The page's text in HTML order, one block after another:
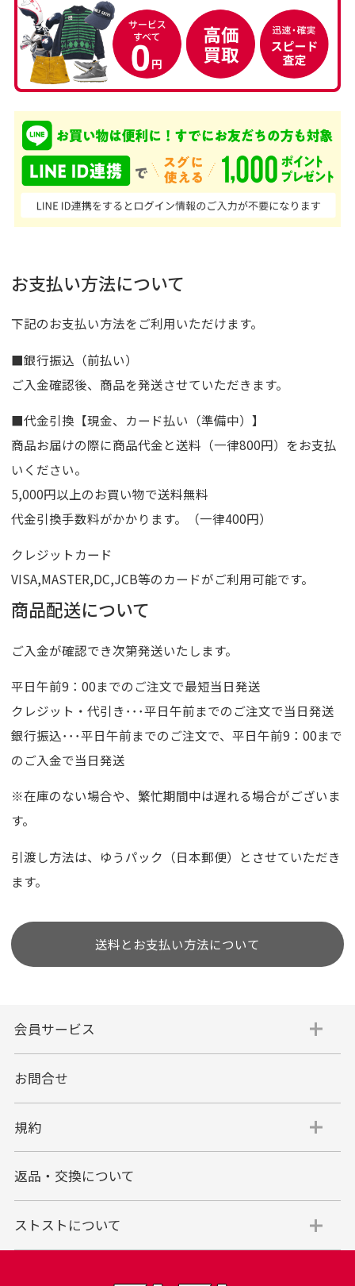
お支払い方法について
下記のお支払い方法をご利用いただけます。
■銀行振込（前払い）
ご入金確認後、商品を発送させていただきます。
■代金引換【現金、カード払い（準備中）】
商品お届けの際に商品代金と送料（一律800円）をお支払
いください。
5,000円以上のお買い物で送料無料
代金引換手数料がかかります。（一律400円）
クレジットカード
VISA,MASTER,DC,JCB等のカードがご利用可能です。
商品配送について
ご入金が確認でき次第発送いたします。
平日午前9：00までのご注文で最短当日発送
クレジット・代引き･･･平日午前までのご注文で当日発送
銀行振込･･･平日午前までのご注文で、平日午前9：00まで
のご入金で当日発送
※在庫のない場合や、繁忙期間中は遅れる場合がございま
す。
引渡し方法は、ゆうパック（日本郵便）とさせていただき
ます。
送料とお支払い方法について
会員サービス
お問合せ
規約
返品・交換について
ストストについて